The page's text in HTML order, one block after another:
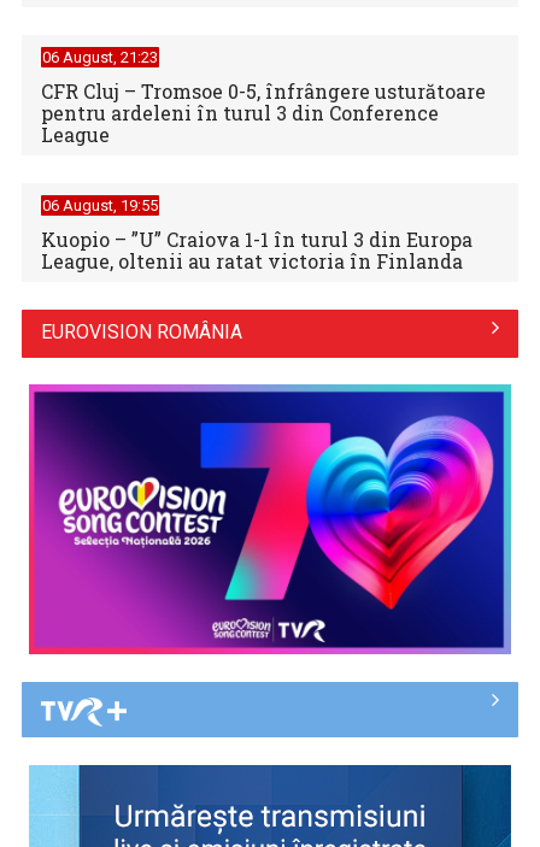
06 August, 21:23
CFR Cluj – Tromsoe 0-5, înfrângere usturătoare
pentru ardeleni în turul 3 din Conference
League
06 August, 19:55
Kuopio – ”U” Craiova 1-1 în turul 3 din Europa
League, oltenii au ratat victoria în Finlanda
EUROVISION ROMÂNIA